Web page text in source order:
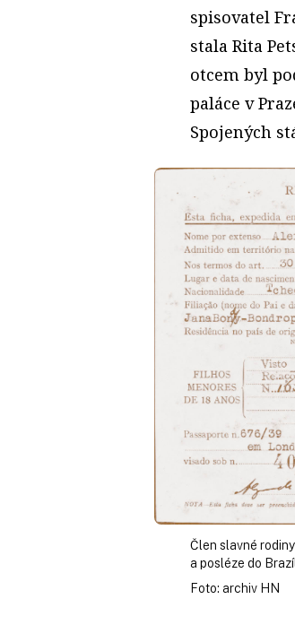
spisovatel
stala Rita
otcem byl
paláce v
Spojených
Člen slavné
a posléze do
Foto: archiv HN